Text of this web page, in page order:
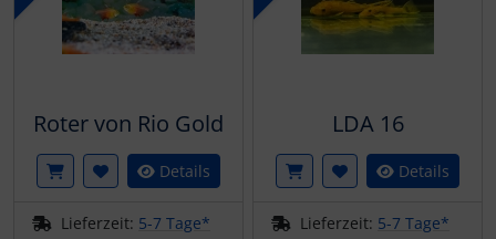
Roter von Rio Gold
Details
Lieferzeit: 5-7 Tage*
LDA 16
Details
Lieferzeit: 5-7 Tage*